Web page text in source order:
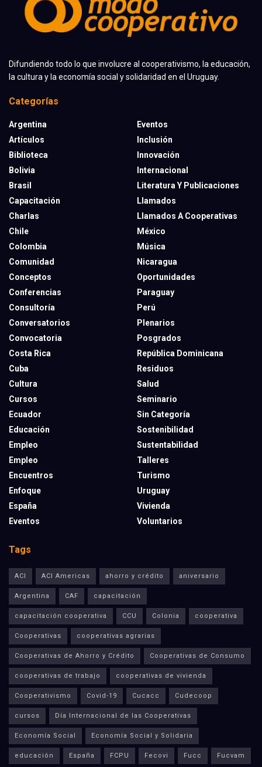
Difundiendo todo lo que involucre al cooperativismo, la educación,
la cultura y la economía social y solidaridad en el Uruguay.
Categorías
Argentina
Artículos
Biblioteca
Bolivia
Brasil
Capacitación
Charlas
Chile
Colombia
Comunidad
Conceptos
Conferencias
Consultoría
Conversatorios
Convocatoria
Costa Rica
Cuba
Cultura
Cursos
Ecuador
Educación
Empleo
Empleo
Encuentros
Enfoque
España
Eventos
Eventos
Inclusión
Innovación
Internacional
Literatura Y Publicaciones
Llamados
Llamados A Cooperativas
México
Música
Nicaragua
Oportunidades
Paraguay
Perú
Plenarios
Posgrados
República Dominicana
Residuos
Salud
Seminario
Sin Categoría
Sostenibilidad
Sustentabilidad
Talleres
Turismo
Uruguay
Vivienda
Voluntarios
Tags
ACI ACI Americas ahorro y crédito aniversario
Argentina CAF capacitación
capacitación cooperativa CCU Colonia cooperativa
Cooperativas cooperativas agrarias
Cooperativas de Ahorro y Crédito Cooperativas de Consumo
cooperativas de trabajo cooperativas de vivienda
Cooperativismo Covid-19 Cucacc Cudecoop
cursos Día Internacional de las Cooperativas
Economía Social Economía Social y Solidaria
educación España FCPU Fecovi Fucc Fucvam